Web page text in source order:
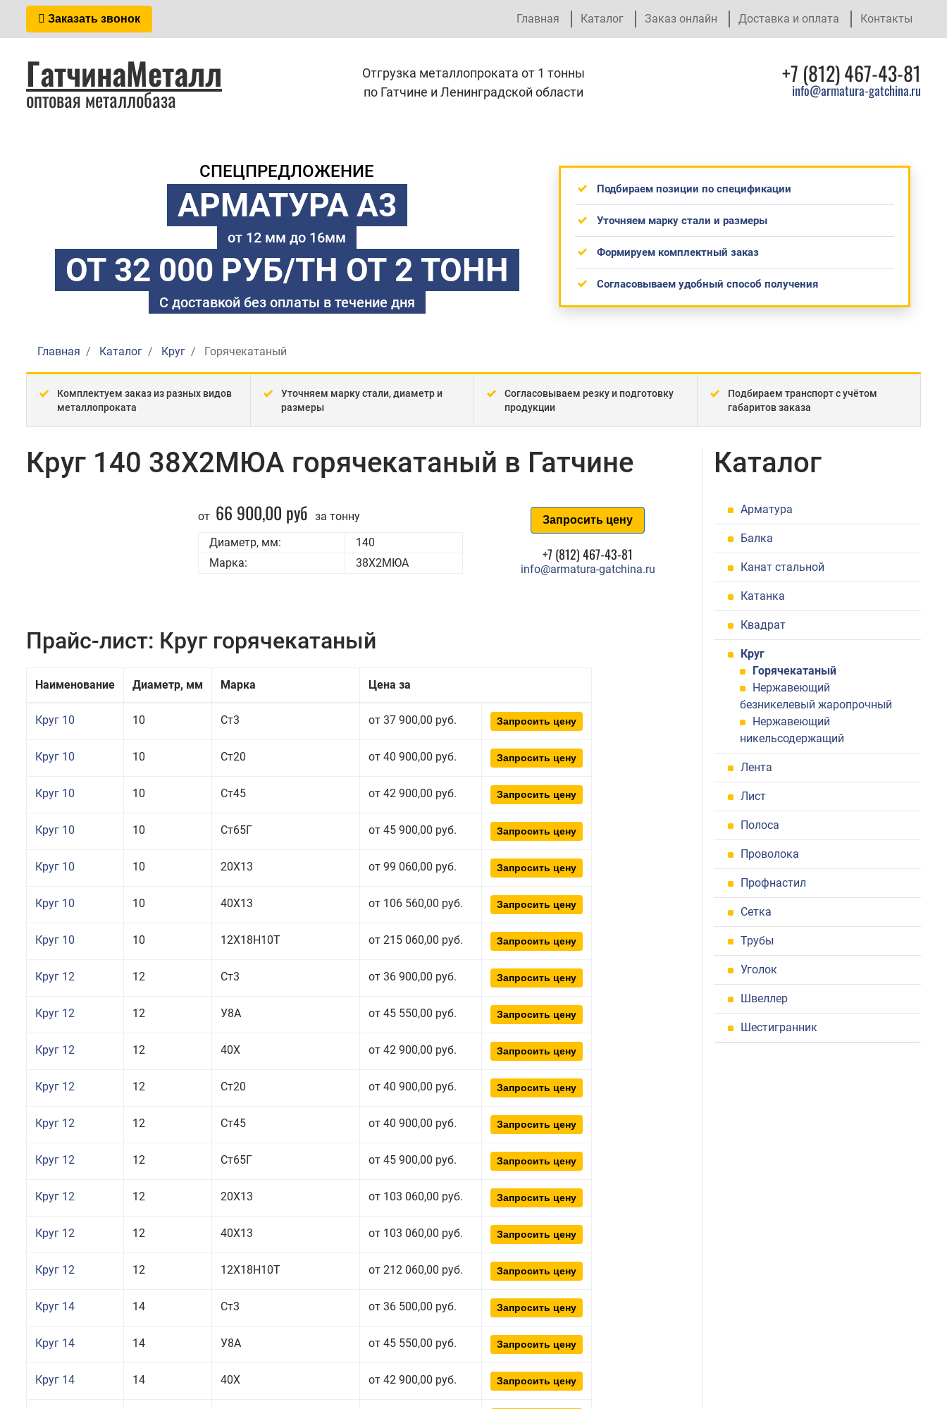
Заказать звонок Главная Каталог Заказ онлайн Доставка и оплата Контакты
ГатчинаМеталл
оптовая металлобаза
Отгрузка металлопроката от 1 тонны
по Гатчине и Ленинградской области
+7 (812) 467-43-81
info@armatura-gatchina.ru
СПЕЦПРЕДЛОЖЕНИЕ
АРМАТУРА А3
от 12 мм до 16мм
ОТ 32 000 РУБ/ТН ОТ 2 ТОНН
С доставкой без оплаты в течение дня
Подбираем позиции по спецификации
Уточняем марку стали и размеры
Формируем комплектный заказ
Согласовываем удобный способ получения
Главная Каталог Круг Горячекатаный
Комплектуем заказ из разных видов
металлопроката
Уточняем марку стали, диаметр и
размеры
Согласовываем резку и подготовку
продукции
Подбираем транспорт с учётом
габаритов заказа
Круг 140 38Х2МЮА горячекатаный в Гатчине
от 66 900,00 руб за тонну
Диаметр, мм:
140
Марка:
38Х2МЮА
Запросить цену
+7 (812) 467-43-81
info@armatura-gatchina.ru
Прайс-лист: Круг горячекатаный
Наименование Диаметр, мм Марка Цена за
Круг 10 10 Ст3 от 37 900,00 руб. Запросить цену
Круг 10 10 Ст20 от 40 900,00 руб. Запросить цену
Круг 10 10 Ст45 от 42 900,00 руб. Запросить цену
Круг 10 10 Ст65Г от 45 900,00 руб. Запросить цену
Круг 10 10 20Х13 от 99 060,00 руб. Запросить цену
Круг 10 10 40Х13 от 106 560,00 руб. Запросить цену
Круг 10 10 12Х18Н10Т от 215 060,00 руб. Запросить цену
Круг 12 12 Ст3 от 36 900,00 руб. Запросить цену
Круг 12 12 У8А от 45 550,00 руб. Запросить цену
Круг 12 12 40Х от 42 900,00 руб. Запросить цену
Круг 12 12 Ст20 от 40 900,00 руб. Запросить цену
Круг 12 12 Ст45 от 40 900,00 руб. Запросить цену
Круг 12 12 Ст65Г от 45 900,00 руб. Запросить цену
Круг 12 12 20Х13 от 103 060,00 руб. Запросить цену
Круг 12 12 40Х13 от 103 060,00 руб. Запросить цену
Круг 12 12 12Х18Н10Т от 212 060,00 руб. Запросить цену
Круг 14 14 Ст3 от 36 500,00 руб. Запросить цену
Круг 14 14 У8А от 45 550,00 руб. Запросить цену
Круг 14 14 40Х от 42 900,00 руб. Запросить цену
Каталог
Арматура
Балка
Канат стальной
Катанка
Квадрат
Круг
Горячекатаный
Нержавеющий
безникелевый жаропрочный
Нержавеющий
никельсодержащий
Лента
Лист
Полоса
Проволока
Профнастил
Сетка
Трубы
Уголок
Швеллер
Шестигранник